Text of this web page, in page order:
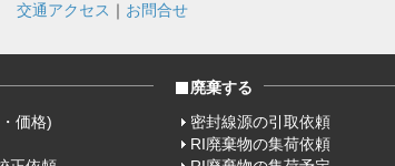
交通アクセス ｜ お問合せ
価格)
廃棄する
密封線源の引取依頼
RI廃棄物の集荷依頼